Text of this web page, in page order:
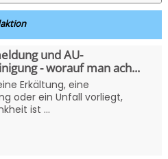
und AU-
- worauf man ach...
Erkältung, eine
oder ein Unfall vorliegt,
ist ...